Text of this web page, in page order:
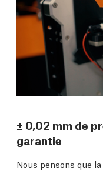
± 0,02 mm de
garantie
Nous pensons que